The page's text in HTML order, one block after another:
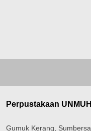
Perpustakaan
Gumuk Kerang,